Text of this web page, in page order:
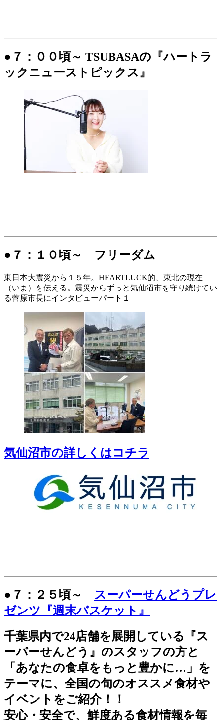
●７：００頃～ TSUBASAの『ハートラ
ックニューストピックス』
●７：１０頃～ フリーダム
東日本大震災から１５年。HEARTLUCK的、東北の現在
（いま）を伝える。震災からずっと気仙沼市を守り続けてい
る菅原市長にインタビューパート１
気仙沼市の詳しくはコチラ
●７：２５頃～ スーパーせんどうプレ
ゼンツ『週末バスケット』
千葉県内で24店舗を展開している『ス
ーパーせんどう』のスタッフの方と
「あなたの食卓をもっと豊かに…」を
テーマに、全国の旬のオススメ食材や
イベントをご紹介！！
安心・安全で、鮮度ある食材情報を毎